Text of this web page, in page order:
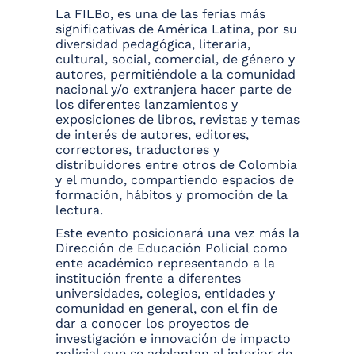
La FILBo, es una de las ferias más
significativas de América Latina, por su
diversidad pedagógica, literaria,
cultural, social, comercial, de género y
autores, permitiéndole a la comunidad
nacional y/o extranjera hacer parte de
los diferentes lanzamientos y
exposiciones de libros, revistas y temas
de interés de autores, editores,
correctores, traductores y
distribuidores entre otros de Colombia
y el mundo, compartiendo espacios de
formación, hábitos y promoción de la
lectura.
Este evento posicionará una vez más la
Dirección de Educación Policial como
ente académico representando a la
institución frente a diferentes
universidades, colegios, entidades y
comunidad en general, con el fin de
dar a conocer los proyectos de
investigación e innovación de impacto